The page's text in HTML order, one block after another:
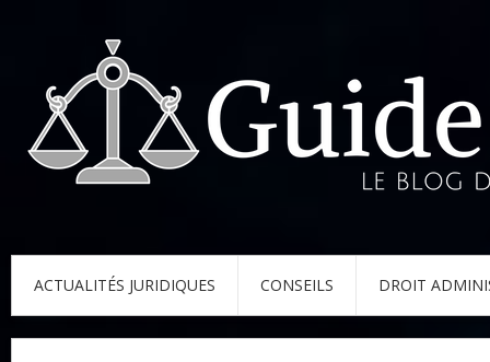
ACTUALITÉS JURIDIQUES CONSEILS DROIT